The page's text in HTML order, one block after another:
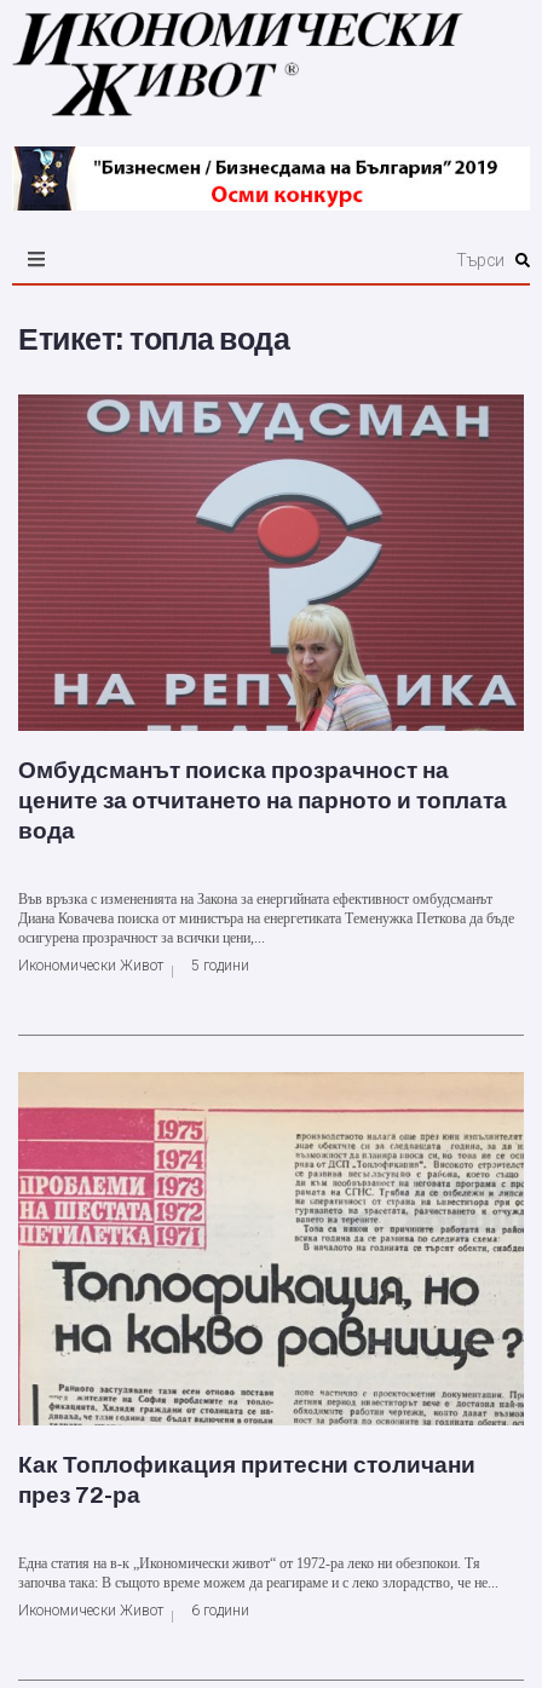
Етикет: топла вода
Омбудсманът поиска прозрачност на
цените за отчитането на парното и топлата
вода
Във връзка с измененията на Закона за енергийната ефективност омбудсманът
Диана Ковачева поиска от министъра на енергетиката Теменужка Петкова да бъде
осигурена прозрачност за всички цени,...
Икономически Живот
5 години
Как Топлофикация притесни столичани
през 72-ра
Една статия на в-к „Икономически живот“ от 1972-ра леко ни обезпокои. Тя
започва така: В същото време можем да реагираме и с леко злорадство, че не...
Икономически Живот
6 години